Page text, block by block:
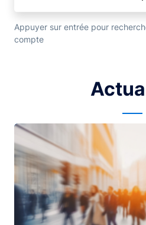
Appuyer sur entrée pour
compte
Image